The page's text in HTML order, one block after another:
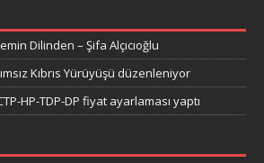
Dilinden – Şifa Alçıcıoğlu
Kıbrıs Yürüyüşü düzenleniyor
HP-TDP-DP fiyat ayarlaması yaptı